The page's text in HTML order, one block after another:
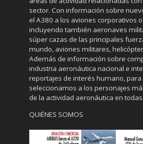
sector. Con información sobre
el A380 a los aviones corporativos
incluyendo también aeronaves
súper cazas de las principales
mundo, aviones militares,
Además de información sobre
industria aeronáutica nacional e
reportajes de interés humano, para
seleccionamos a los personajes
de la actividad aeronáutica en
QUIÉNES SOMOS